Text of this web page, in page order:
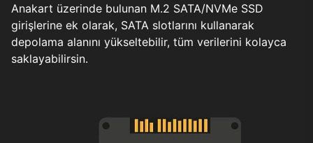
Anakart üzerinde bulunan M.2 SATA/NVMe SSD
girişlerine ek olarak, SATA slotlarını kullanarak
depolama alanını yükseltebilir, tüm verilerini kolayca
saklayabilirsin.